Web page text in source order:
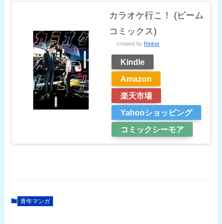
カラオケ行こ！ (ビーム
コミックス)
created by Rinker
Kindle
Amazon
楽天市場
Yahooショッピング
コミックシーモア
青年マンガ